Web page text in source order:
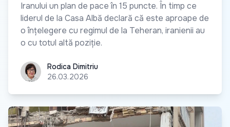
Iranului un plan de pace în 15 puncte. În timp ce
liderul de la Casa Albă declară că este aproape de
o înțelegere cu regimul de la Teheran, iranienii au
o cu totul altă poziție.
Rodica Dimitriu
Rodica Dimitriu
26.03.2026